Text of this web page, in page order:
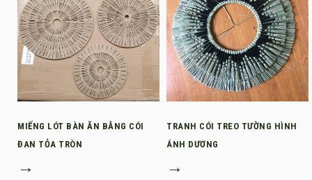
MIẾNG LÓT BÀN ĂN BẰNG CÓI
ĐAN TỎA TRÒN
→
TRANH CÓI TREO TƯỜNG HÌNH
ÁNH DƯƠNG
→